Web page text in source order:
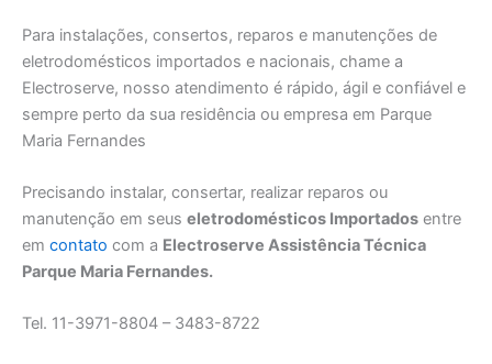
Para instalações, consertos, reparos e manutenções de
eletrodomésticos importados e nacionais, chame a
Electroserve, nosso atendimento é rápido, ágil e confiável e
sempre perto da sua residência ou empresa em Parque
Maria Fernandes
Precisando instalar, consertar, realizar reparos ou
manutenção em seus eletrodomésticos Importados entre
em contato com a Electroserve Assistência Técnica
Parque Maria Fernandes.
Tel. 11-3971-8804 – 3483-8722